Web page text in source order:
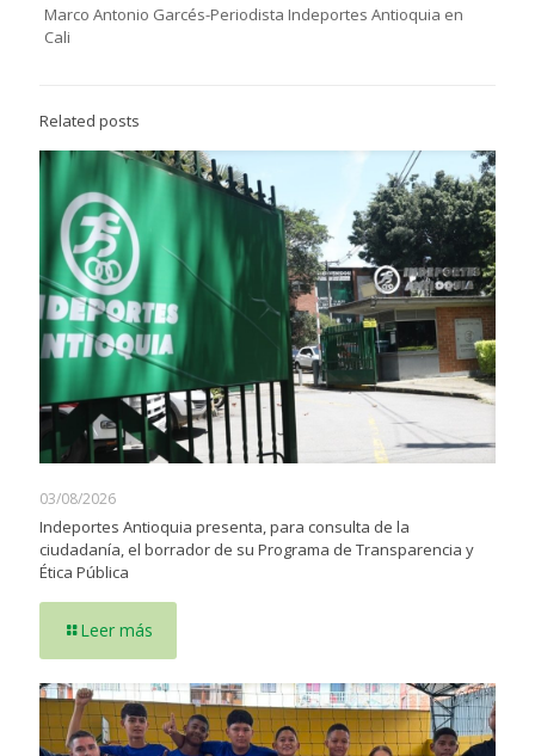
Marco Antonio Garcés-Periodista Indeportes Antioquia en
Cali
Related posts
03/08/2026
Indeportes Antioquia presenta, para consulta de la
ciudadanía, el borrador de su Programa de Transparencia y
Ética Pública
Leer más